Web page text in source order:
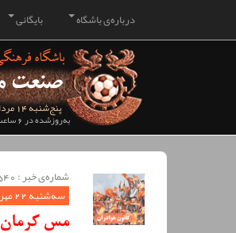
بایگانی درباره‌ی باشگاه
پنج‌شنبه 14 مرداد ماه 1405
به‌روزشده در 6 ساعت و 40 دقیقه قبل
شماره‌ی خبر : ‌90540 | تعداد بازدید : 422
سه‌شنبه 22 مهر ماه 1404 ساعت 09:28
مس کرمان 0-0 آریو اسلامشهر/ تقسیم امتیازات در بازی هشتم